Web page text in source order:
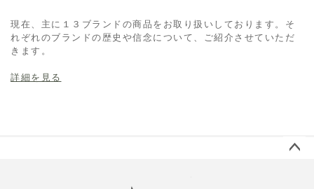
現在、主に１３ブランドの商品をお取り扱いしております。そ
れぞれのブランドの歴史や信念について、ご紹介させていただ
きます。
詳細を見る